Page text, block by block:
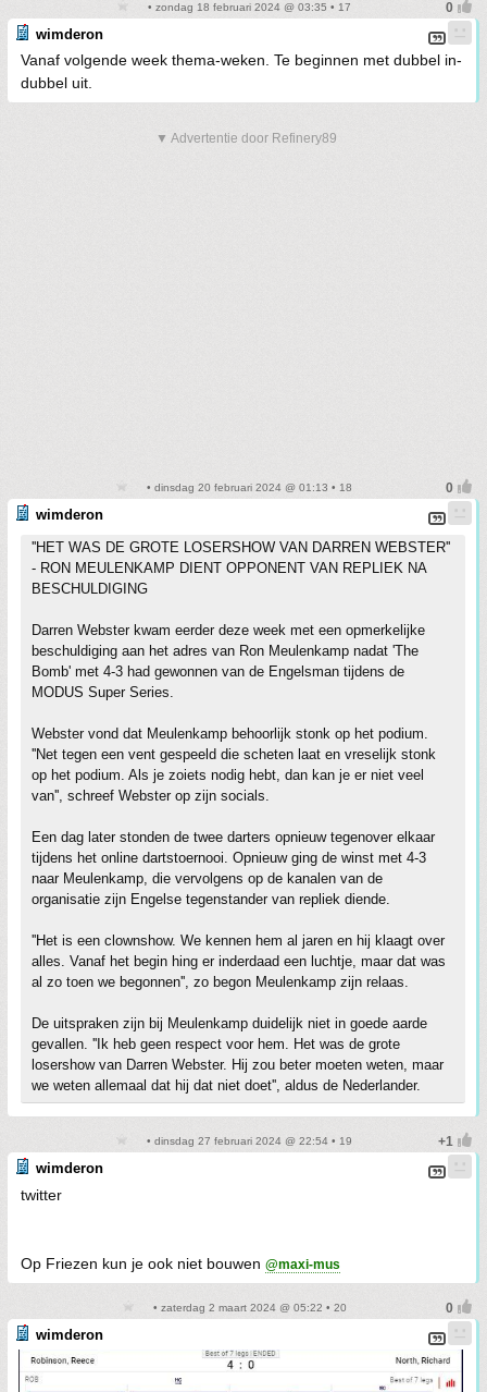
• zondag 18 februari 2024 @ 03:35 • 17
wimderon
Vanaf volgende week thema-weken. Te beginnen met dubbel in-
dubbel uit.
▼ Advertentie door Refinery89
• dinsdag 20 februari 2024 @ 01:13 • 18
wimderon
''HET WAS DE GROTE LOSERSHOW VAN DARREN WEBSTER''
- RON MEULENKAMP DIENT OPPONENT VAN REPLIEK NA
BESCHULDIGING
Darren Webster kwam eerder deze week met een opmerkelijke
beschuldiging aan het adres van Ron Meulenkamp nadat 'The
Bomb' met 4-3 had gewonnen van de Engelsman tijdens de
MODUS Super Series.
Webster vond dat Meulenkamp behoorlijk stonk op het podium.
''Net tegen een vent gespeeld die scheten laat en vreselijk stonk
op het podium. Als je zoiets nodig hebt, dan kan je er niet veel
van'', schreef Webster op zijn socials.
Een dag later stonden de twee darters opnieuw tegenover elkaar
tijdens het online dartstoernooi. Opnieuw ging de winst met 4-3
naar Meulenkamp, die vervolgens op de kanalen van de
organisatie zijn Engelse tegenstander van repliek diende.
''Het is een clownshow. We kennen hem al jaren en hij klaagt over
alles. Vanaf het begin hing er inderdaad een luchtje, maar dat was
al zo toen we begonnen'', zo begon Meulenkamp zijn relaas.
De uitspraken zijn bij Meulenkamp duidelijk niet in goede aarde
gevallen. ''Ik heb geen respect voor hem. Het was de grote
losershow van Darren Webster. Hij zou beter moeten weten, maar
we weten allemaal dat hij dat niet doet'', aldus de Nederlander.
• dinsdag 27 februari 2024 @ 22:54 • 19
wimderon
twitter
Op Friezen kun je ook niet bouwen @maxi-mus
• zaterdag 2 maart 2024 @ 05:22 • 20
wimderon